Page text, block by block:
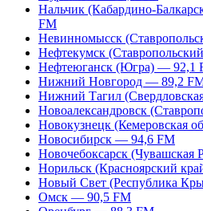
Нальчик (Кабардино-
FM
Невинномысск
Нефтекумск
Нефтеюганск (Югра) — 92,1
Нижний Новгород — 89,2
Нижний Тагил
Новоалександровск
Новокузнецк (Кемеровская
Новосибирск — 94,6 FM
Новочебоксарск
Норильск (Красноярский
Новый Свет (Республика
Омск — 90,5 FM